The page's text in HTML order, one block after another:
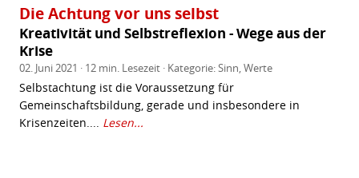
Die Achtung vor uns selbst
Kreativität und Selbstreflexion - Wege aus der
Krise
02. Juni 2021 · 12 min. Lesezeit · Kategorie:Sinn,Werte
Selbstachtung ist die Voraussetzung für
Gemeinschaftsbildung, gerade und insbesondere in
Krisenzeiten.... Lesen...